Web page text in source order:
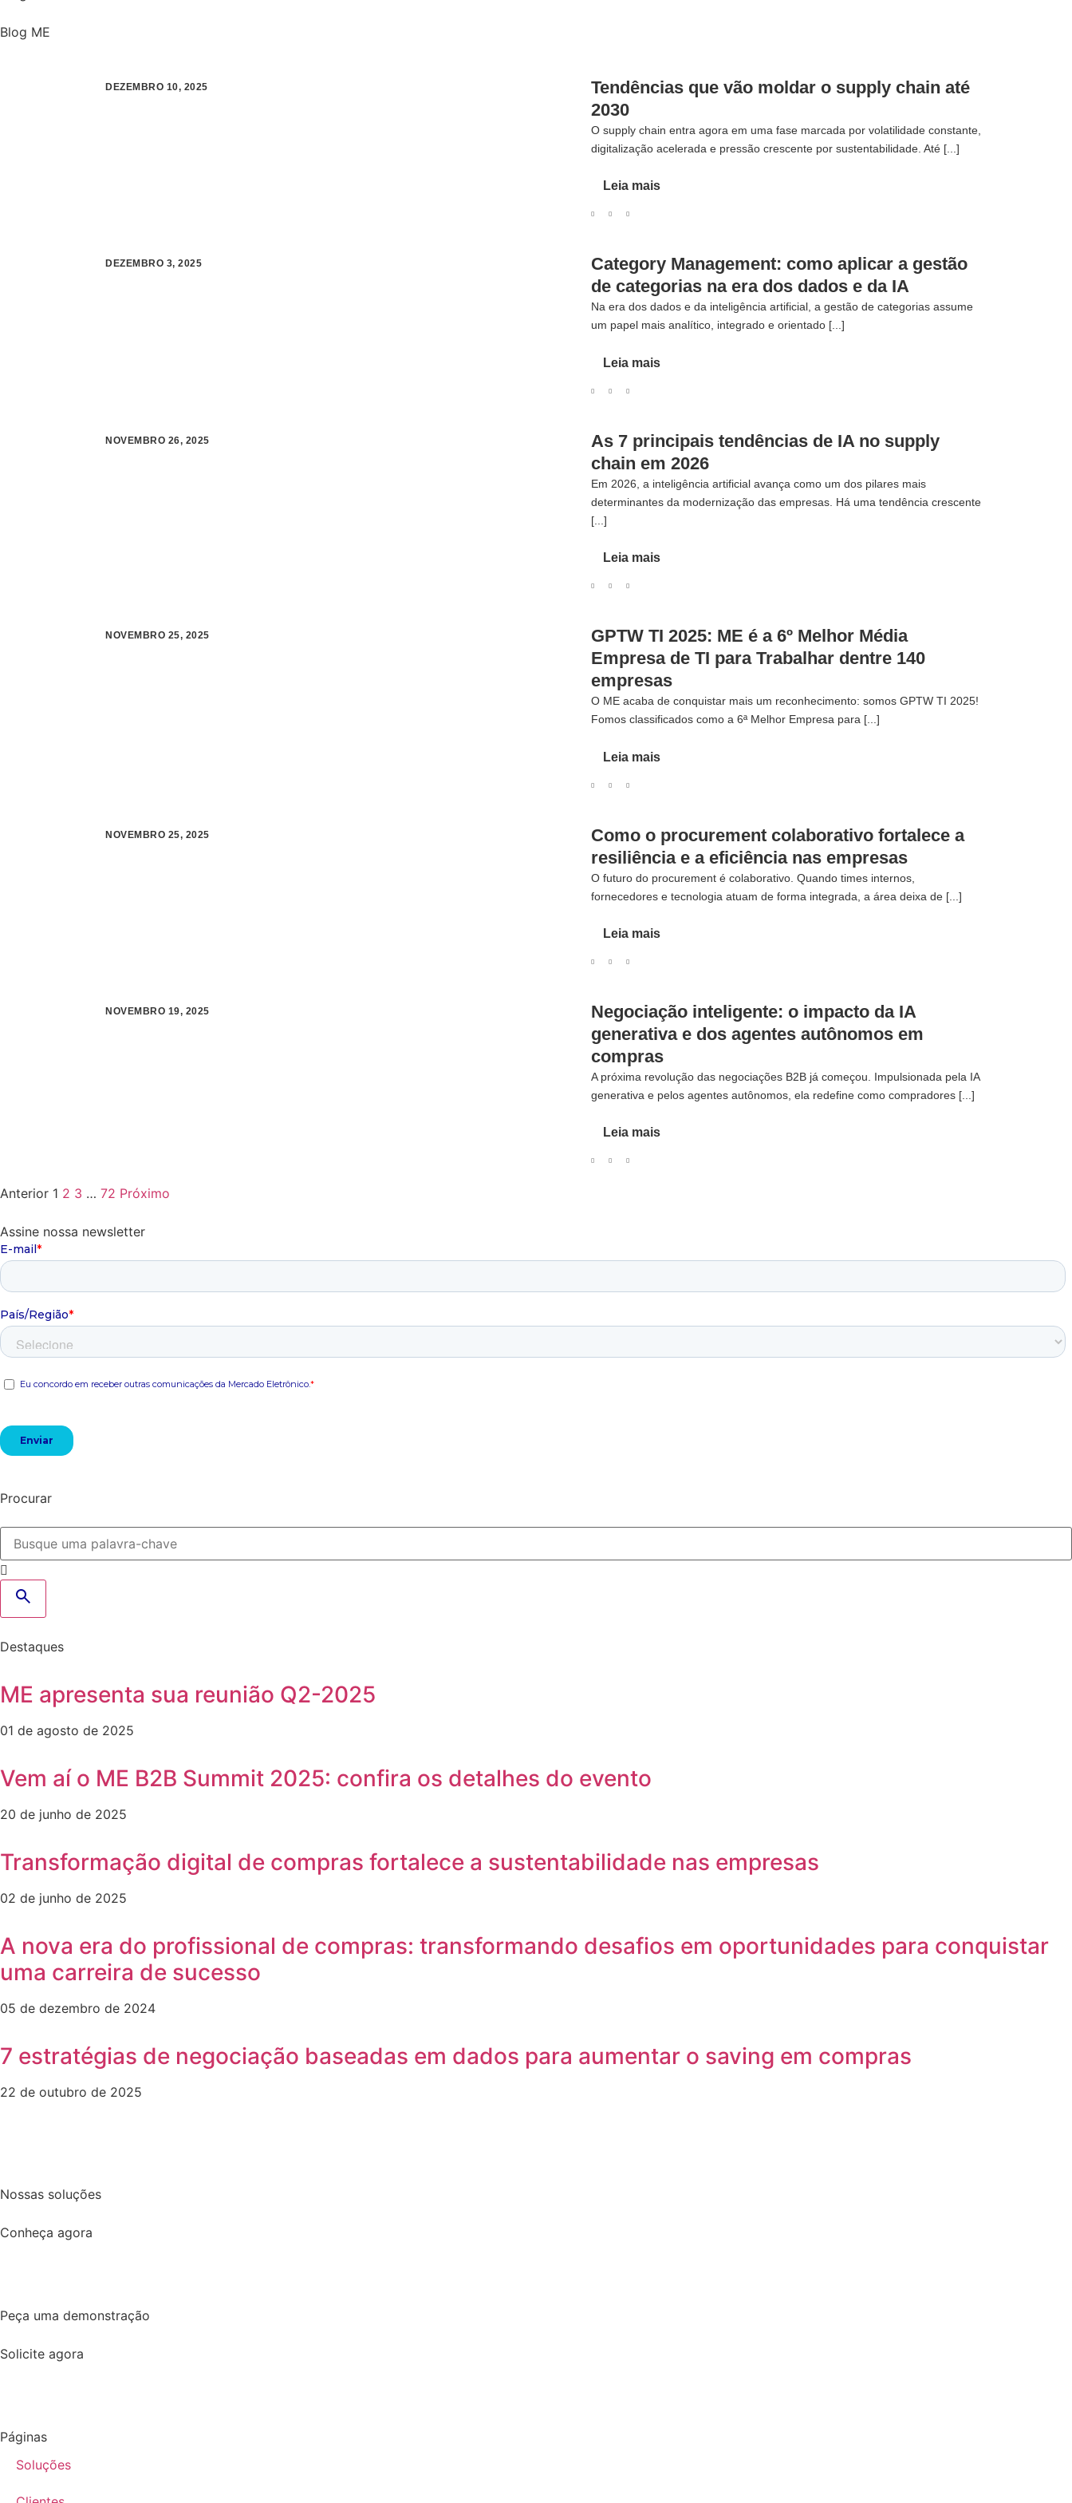
Blog ME
DEZEMBRO 10, 2025
Tendências que vão moldar o supply chain até
2030
O supply chain entra agora em uma fase marcada por volatilidade constante,
digitalização acelerada e pressão crescente por sustentabilidade. Até [...]
Leia mais
DEZEMBRO 3, 2025
Category Management: como aplicar a gestão
de categorias na era dos dados e da IA
Na era dos dados e da inteligência artificial, a gestão de categorias assume
um papel mais analítico, integrado e orientado [...]
Leia mais
NOVEMBRO 26, 2025
As 7 principais tendências de IA no supply
chain em 2026
Em 2026, a inteligência artificial avança como um dos pilares mais
determinantes da modernização das empresas. Há uma tendência crescente
[...]
Leia mais
NOVEMBRO 25, 2025
GPTW TI 2025: ME é a 6º Melhor Média
Empresa de TI para Trabalhar dentre 140
empresas
O ME acaba de conquistar mais um reconhecimento: somos GPTW TI 2025!
Fomos classificados como a 6ª Melhor Empresa para [...]
Leia mais
NOVEMBRO 25, 2025
Como o procurement colaborativo fortalece a
resiliência e a eficiência nas empresas
O futuro do procurement é colaborativo. Quando times internos,
fornecedores e tecnologia atuam de forma integrada, a área deixa de [...]
Leia mais
NOVEMBRO 19, 2025
Negociação inteligente: o impacto da IA
generativa e dos agentes autônomos em
compras
A próxima revolução das negociações B2B já começou. Impulsionada pela IA
generativa e pelos agentes autônomos, ela redefine como compradores [...]
Leia mais
Anterior 1 2 3 … 72 Próximo
Assine nossa newsletter
Procurar
Destaques
ME apresenta sua reunião Q2-2025
01 de agosto de 2025
Vem aí o ME B2B Summit 2025: confira os detalhes do evento
20 de junho de 2025
Transformação digital de compras fortalece a sustentabilidade nas empresas
02 de junho de 2025
A nova era do profissional de compras: transformando desafios em oportunidades para conquistar
uma carreira de sucesso
05 de dezembro de 2024
7 estratégias de negociação baseadas em dados para aumentar o saving em compras
22 de outubro de 2025
Nossas soluções
Conheça agora
Peça uma demonstração
Solicite agora
Páginas
Soluções